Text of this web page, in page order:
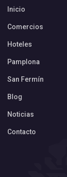
Inicio
Comercios
Hoteles
Pamplona
San Fermín
Blog
Noticias
Contacto